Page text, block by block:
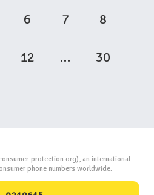
6 7 8
12 … 30
protection.org), an international
phone numbers worldwide.